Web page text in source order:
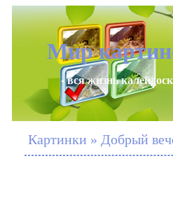
Мир
- вся жизнь
Картинки » Добрый